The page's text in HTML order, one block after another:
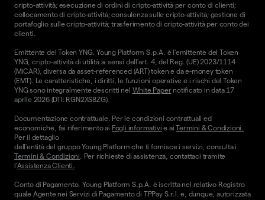
cripto-attività; esecuzione di ordini di cripto-attività per conto di clienti;
collocamento di cripto-attività; consulenza sulle cripto-attività; gestione di
portafoglio sulle cripto-attività; trasferimento di cripto-attività per conto dei
clienti.
Emittente del Token YNG. Young Platform S.p.A. è l'emittente del Token
YNG, cripto-attività di utilità ai sensi dell'art. 4, del Reg. (UE) 2023/1114
(MiCAR), diversa da asset-referenced (ART) token e da e-money token
(EMT). Le caratteristiche, i diritti, le funzioni operative e i rischi del Token
YNG sono integralmente descritti nel White Papernotificato in data 17
aprile 2026 (DTI: RGN2XS8ZG).
Documentazione contrattuale. Per le condizioni contrattuali ed
economiche, fai riferimento ai Fogli informativi e aiTermini & Condizioni.
Per il dettaglio
dell'entità del gruppo Young Platform che ti fornisce i servizi, consulta i
Termini & Condizioni. Per richieste di assistenza, contattaci tramite
l'Assistenza Clienti.
Conto di Pagamento. Young Platform S.p.A. è iscritta nel relativo Registro
quale Agente nei Servizi di Pagamento di TPPay S.r.l. e, dunque, autorizzata